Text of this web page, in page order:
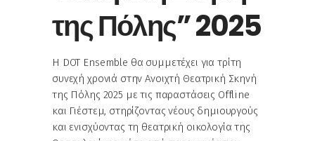
της Πόλης” 2025
Η DOT Ensemble θα συμμετέχει για τρίτη
συνεχή χρονιά στην Ανοιχτή Θεατρική Σκηνή
της Πόλης 2025 με τις παραστάσεις Offline
και Γιέστεμ, στηρίζοντας νέους δημιουργούς
και ενισχύοντας τη θεατρική οικολογία της